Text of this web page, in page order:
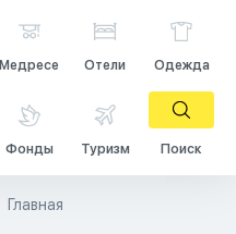
Медресе Отели Одежда
Фонды Туризм Поиск
Главная